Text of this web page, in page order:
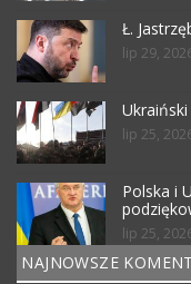
Ł.
lip 29,
lip 25,
Polska i
lip 25,
NAJNOWSZE